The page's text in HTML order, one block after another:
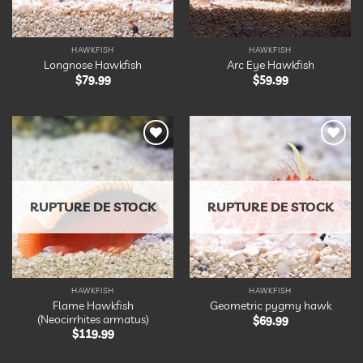
HAWKFISH
Longnose Hawkfish
$79.99
HAWKFISH
Arc Eye Hawkfish
$59.99
Ajouter
à la
liste
d’envies
RUPTURE DE STOCK
HAWKFISH
Flame Hawkfish
(Neocirrhites armatus)
$119.99
Ajouter
à la
liste
d’envies
RUPTURE DE STOCK
HAWKFISH
Geometric pygmy hawk
$69.99